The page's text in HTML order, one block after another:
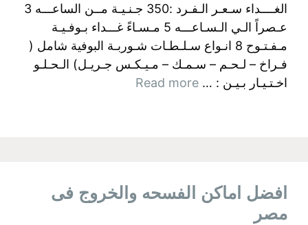
الغــــداء سـعـر الـفـرد :350 جـنـيـة مــن الساعـــه 3
عـصراً الـي الـسـاعـــه 5 مـسـاءً غـــداء بـوفـيـة
مـفـتـوح 8 انـواع سـلـطـات شـوربـة البوفية شامل (
فـراخ – لـحـم – سـمـك – مـيـكـس جـريـل) الـحـلـو
اخـتـيـار بـيـن : … Read more
افضل اماكن الفسحه والخروج فى
مصر